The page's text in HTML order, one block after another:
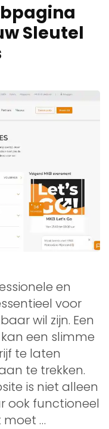
Sleutel
en
voor
wil zijn. Een
een slimme
te laten
te trekken.
is niet alleen
ook functioneel
moet …